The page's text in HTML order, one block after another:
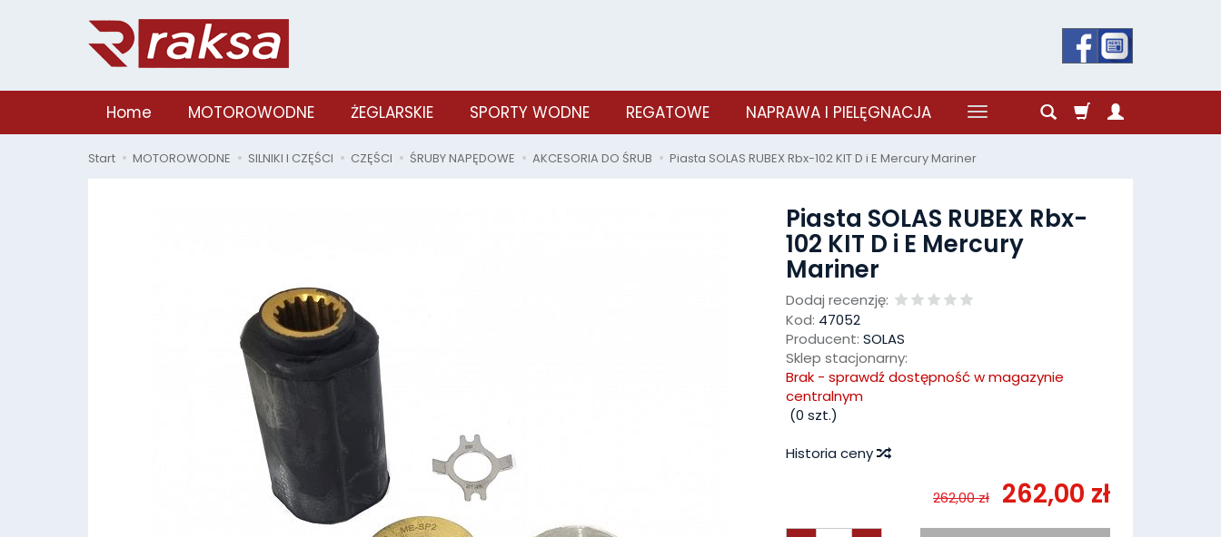
Home MOTOROWODNE ŻEGLARSKIE SPORTY WODNE REGATOWE NAPRAWA I PIELĘGNACJA
Start MOTOROWODNE SILNIKI I CZĘŚCI CZĘŚCI ŚRUBY NAPĘDOWE AKCESORIA DO ŚRUB Piasta SOLAS RUBEX Rbx-102 KIT D i E Mercury Mariner
Piasta SOLAS RUBEX Rbx-
102 KIT D i E Mercury
Mariner
Dodaj recenzję:
Kod: 47052
Producent: SOLAS
Sklep stacjonarny:
Brak - sprawdź dostępność w magazynie
centralnym
(0 szt.)
Historia ceny
262,00 zł 262,00 zł